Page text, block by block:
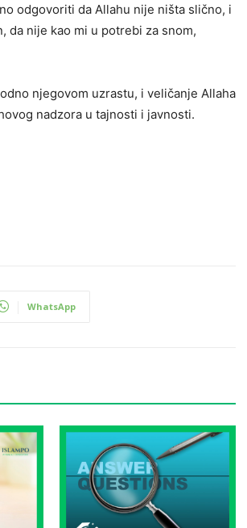
odgovoriti da Allahu nije ništa slično, i
da nije kao mi u potrebi za snom,
njegovom uzrastu, i veličanje Allaha
nadzora u tajnosti i javnosti.
WhatsApp